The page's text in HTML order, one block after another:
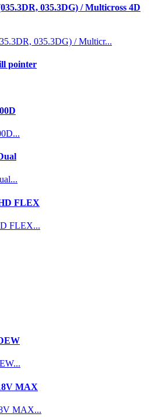
035.3DG) / Multicross 4D
035.3DG) / Multicr...
pointer
FLEX
FLEX...
MAX
MAX...